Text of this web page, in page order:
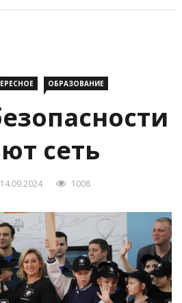
ОБРАЗОВАНИЕ
сеть
14.09.2024 1008